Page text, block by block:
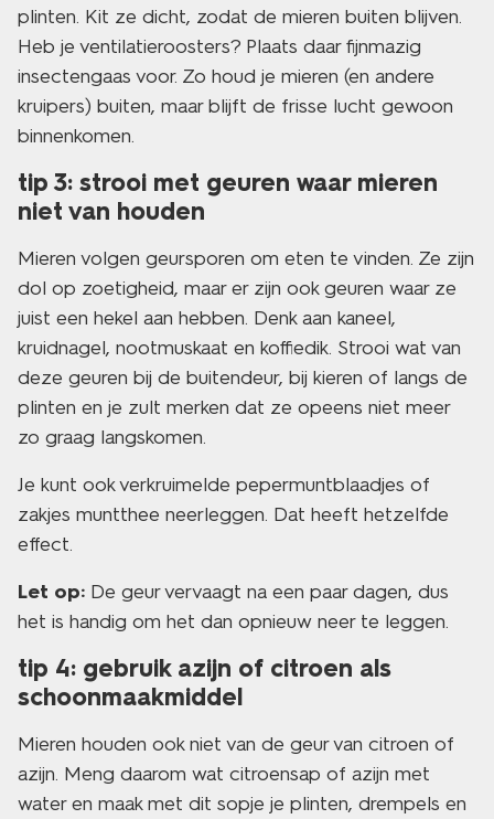
plinten. Kit ze dicht, zodat de mieren buiten blijven.
Heb je ventilatieroosters? Plaats daar fijnmazig
insectengaas voor. Zo houd je mieren (en andere
kruipers) buiten, maar blijft de frisse lucht gewoon
binnenkomen.
tip 3: strooi met geuren waar mieren
niet van houden
Mieren volgen geursporen om eten te vinden. Ze zijn
dol op zoetigheid, maar er zijn ook geuren waar ze
juist een hekel aan hebben. Denk aan kaneel,
kruidnagel, nootmuskaat en koffiedik. Strooi wat van
deze geuren bij de buitendeur, bij kieren of langs de
plinten en je zult merken dat ze opeens niet meer
zo graag langskomen.
Je kunt ook verkruimelde pepermuntblaadjes of
zakjes muntthee neerleggen. Dat heeft hetzelfde
effect.
Let op: De geur vervaagt na een paar dagen, dus
het is handig om het dan opnieuw neer te leggen.
tip 4: gebruik azijn of citroen als
schoonmaakmiddel
Mieren houden ook niet van de geur van citroen of
azijn. Meng daarom wat citroensap of azijn met
water en maak met dit sopje je plinten, drempels en